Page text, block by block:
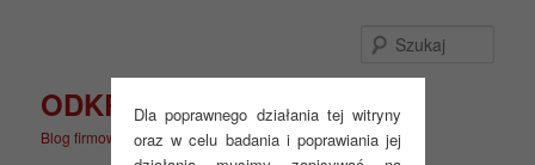
Dla poprawnego działania tej witryny
oraz w celu badania i poprawiania jej
ODKRYJ WIĘCEJ
Blog firmowy